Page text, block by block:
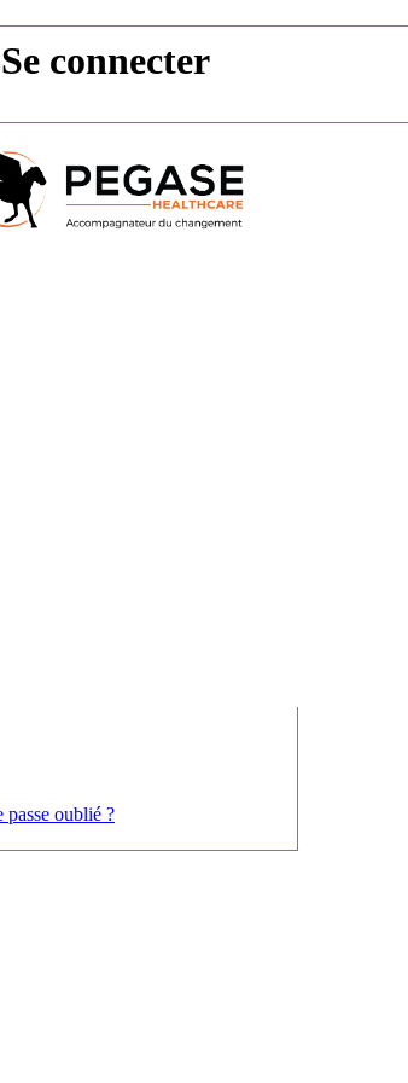
Se connecter
passe oublié ?